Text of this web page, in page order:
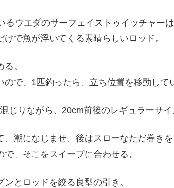
るウエダのサーフェイストゥイッチャー
で魚が浮いてくる素晴らしいロッド。
。
で、1匹釣ったら、立ち位置を移動して
じりながら、20cm前後のレギュラーサイ
、潮になじませ、後はスローなただ巻き
、そこをスイープに合わせる。
とロッドを絞る良型の引き。